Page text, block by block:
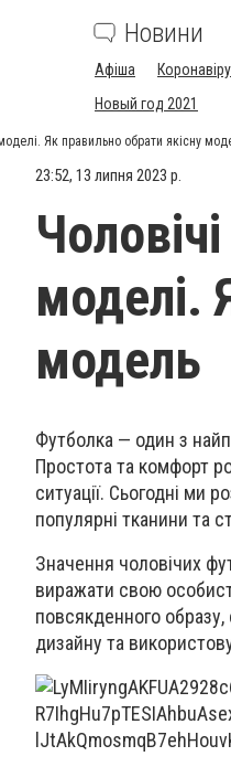
Новини
Афіша
Новый год 2021
Як правильно обрати якісну
23:52, 13 липня 2023 р.
моделі.
модель
Футболка — один з
Простота та комфорт
ситуації. Сьогодні ми
популярні тканини та
Значення чоловічих
виражати свою
повсякденного образу,
дизайну та